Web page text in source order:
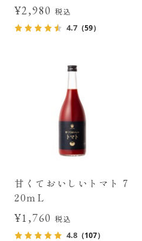
¥2,980 税込
4.7 （59）
甘くておいしいトマト 7
20ｍL
¥1,760 税込
4.8 （107）